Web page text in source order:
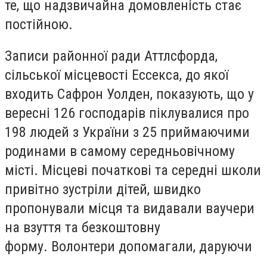
те, що надзвичайна домовленість стає
постійною.
Записи районної ради Аттлсфорда,
сільської місцевості Ессекса, до якої
входить Сафрон Уолден, показують, що у
вересні 126 господарів піклувалися про
198 людей з України з 25 приймаючими
родинами в самому середньовічному
місті. Місцеві початкові та середні школи
привітно зустріли дітей, швидко
пропонували місця та видавали ваучери
на взуття та безкоштовну
форму. Волонтери допомагали, даруючи